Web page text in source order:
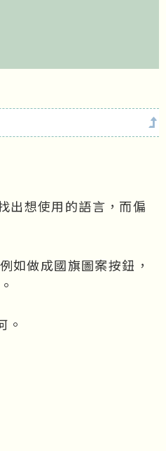
出想使用的語言，而偏
如做成國旗圖案按鈕，
。